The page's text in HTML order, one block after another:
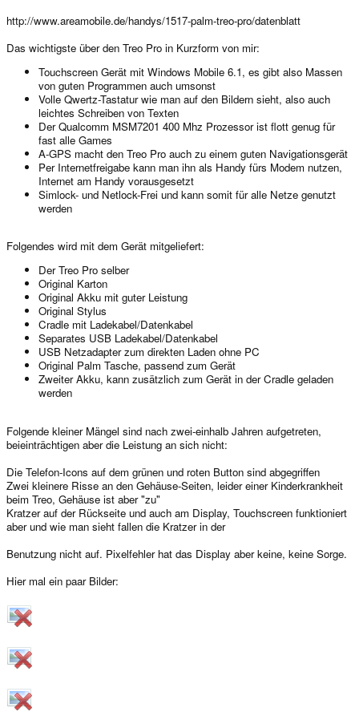
http://www.areamobile.de/handys/1517-palm-treo-pro/datenblatt
Das wichtigste über den Treo Pro in Kurzform von mir:
Touchscreen Gerät mit Windows Mobile 6.1, es gibt also Massen
von guten Programmen auch umsonst
Volle Qwertz-Tastatur wie man auf den Bildern sieht, also auch
leichtes Schreiben von Texten
Der Qualcomm MSM7201 400 Mhz Prozessor ist flott genug für
fast alle Games
A-GPS macht den Treo Pro auch zu einem guten Navigationsgerät
Per Internetfreigabe kann man ihn als Handy fürs Modem nutzen,
Internet am Handy vorausgesetzt
Simlock- und Netlock-Frei und kann somit für alle Netze genutzt
werden
Folgendes wird mit dem Gerät mitgeliefert:
Der Treo Pro selber
Original Karton
Original Akku mit guter Leistung
Original Stylus
Cradle mit Ladekabel/Datenkabel
Separates USB Ladekabel/Datenkabel
USB Netzadapter zum direkten Laden ohne PC
Original Palm Tasche, passend zum Gerät
Zweiter Akku, kann zusätzlich zum Gerät in der Cradle geladen
werden
Folgende kleiner Mängel sind nach zwei-einhalb Jahren aufgetreten,
beieinträchtigen aber die Leistung an sich nicht:
Die Telefon-Icons auf dem grünen und roten Button sind abgegriffen
Zwei kleinere Risse an den Gehäuse-Seiten, leider einer Kinderkrankheit
beim Treo, Gehäuse ist aber "zu"
Kratzer auf der Rückseite und auch am Display, Touchscreen funktioniert
aber und wie man sieht fallen die Kratzer in der
Benutzung nicht auf. Pixelfehler hat das Display aber keine, keine Sorge.
Hier mal ein paar Bilder: